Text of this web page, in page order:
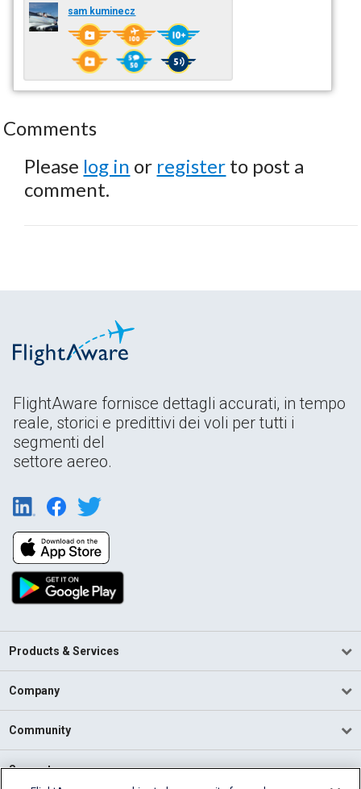
sam kuminecz
Comments
Please log in or register to post a
comment.
FlightAware fornisce dettagli accurati, in tempo
reale, storici e predittivi dei voli per tutti i
segmenti del
settore aereo.
Products & Services
Company
Community
Support